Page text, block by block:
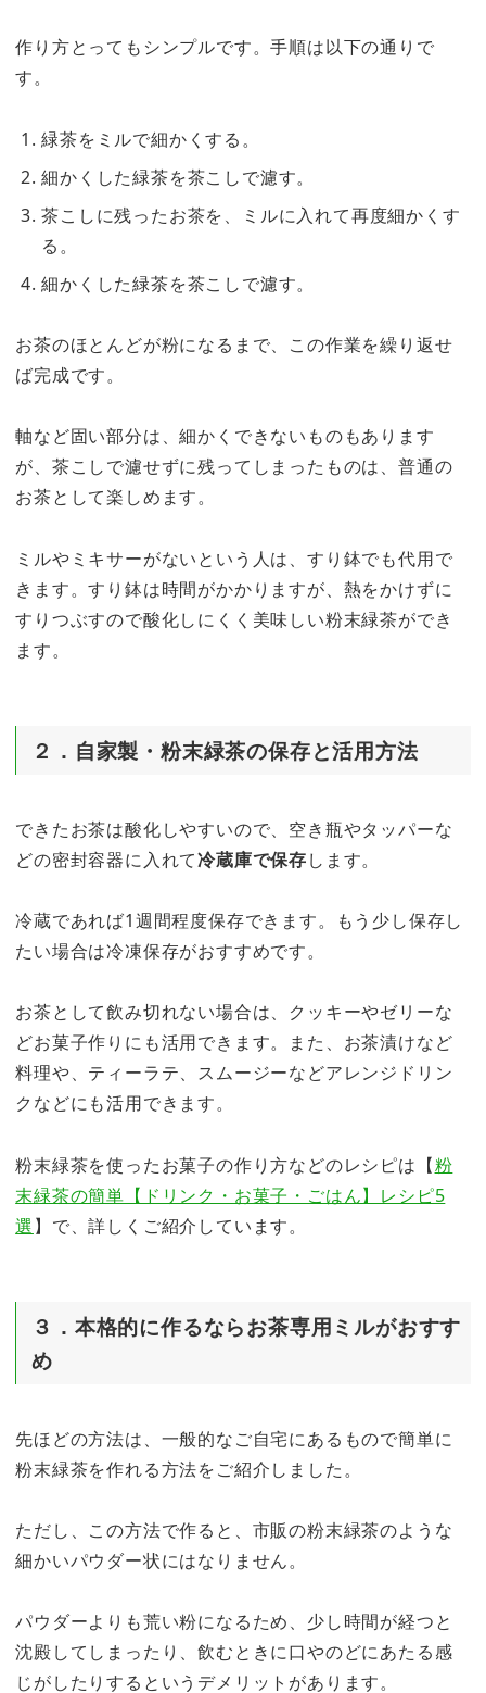
作り方とってもシンプルです。手順は以下の通りで
す。
緑茶をミルで細かくする。
細かくした緑茶を茶こしで濾す。
茶こしに残ったお茶を、ミルに入れて再度細かくす
る。
細かくした緑茶を茶こしで濾す。
お茶のほとんどが粉になるまで、この作業を繰り返せ
ば完成です。
軸など固い部分は、細かくできないものもあります
が、茶こしで濾せずに残ってしまったものは、普通の
お茶として楽しめます。
ミルやミキサーがないという人は、すり鉢でも代用で
きます。すり鉢は時間がかかりますが、熱をかけずに
すりつぶすので酸化しにくく美味しい粉末緑茶ができ
ます。
２．自家製・粉末緑茶の保存と活用方法
できたお茶は酸化しやすいので、空き瓶やタッパーな
どの密封容器に入れて冷蔵庫で保存します。
冷蔵であれば1週間程度保存できます。もう少し保存し
たい場合は冷凍保存がおすすめです。
お茶として飲み切れない場合は、クッキーやゼリーな
どお菓子作りにも活用できます。また、お茶漬けなど
料理や、ティーラテ、スムージーなどアレンジドリン
クなどにも活用できます。
粉末緑茶を使ったお菓子の作り方などのレシピは【粉
末緑茶の簡単【ドリンク・お菓子・ごはん】レシピ5
選】で、詳しくご紹介しています。
３．本格的に作るならお茶専用ミルがおすす
め
先ほどの方法は、一般的なご自宅にあるもので簡単に
粉末緑茶を作れる方法をご紹介しました。
ただし、この方法で作ると、市販の粉末緑茶のような
細かいパウダー状にはなりません。
パウダーよりも荒い粉になるため、少し時間が経つと
沈殿してしまったり、飲むときに口やのどにあたる感
じがしたりするというデメリットがあります。